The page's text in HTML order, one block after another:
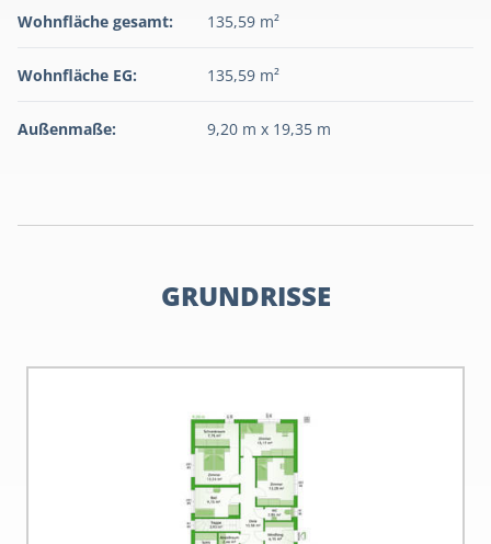
Wohnfläche gesamt: 135,59 m²
Wohnfläche EG: 135,59 m²
Außenmaße: 9,20 m x 19,35 m
GRUNDRISSE